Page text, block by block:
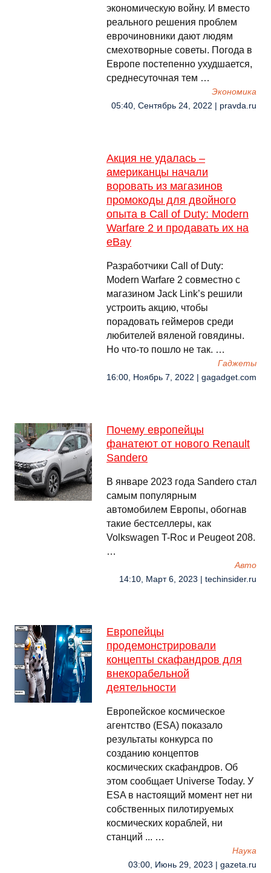
экономическую войну. И вместо
реального решения проблем
еврочиновники дают людям
смехотворные советы. Погода в
Европе постепенно ухудшается,
среднесуточная тем …
Экономика
05:40, Сентябрь 24, 2022 | pravda.ru
Акция не удалась –
американцы начали
воровать из магазинов
промокоды для двойного
опыта в Call of Duty: Modern
Warfare 2 и продавать их на
eBay
Разработчики Call of Duty:
Modern Warfare 2 совместно с
магазином Jack Link’s решили
устроить акцию, чтобы
порадовать геймеров среди
любителей вяленой говядины.
Но что-то пошло не так. …
Гаджеты
16:00, Ноябрь 7, 2022 | gagadget.com
Почему европейцы
фанатеют от нового Renault
Sandero
В январе 2023 года Sandero стал
самым популярным
автомобилем Европы, обогнав
такие бестселлеры, как
Volkswagen T-Roc и Peugeot 208.
…
Авто
14:10, Март 6, 2023 | techinsider.ru
Европейцы
продемонстрировали
концепты скафандров для
внекорабельной
деятельности
Европейское космическое
агентство (ESA) показало
результаты конкурса по
созданию концептов
космических скафандров. Об
этом сообщает Universe Today. У
ESA в настоящий момент нет ни
собственных пилотируемых
космических кораблей, ни
станций ... …
Наука
03:00, Июнь 29, 2023 | gazeta.ru